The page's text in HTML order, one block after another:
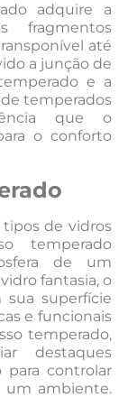
adquire a
fragmentos
até
a junção de
e a
temperados
que o
o conforto
tipos de vidros
temperado
de um
fantasia, o
superfície
e funcionais
temperado,
destaques
para controlar
um ambiente.